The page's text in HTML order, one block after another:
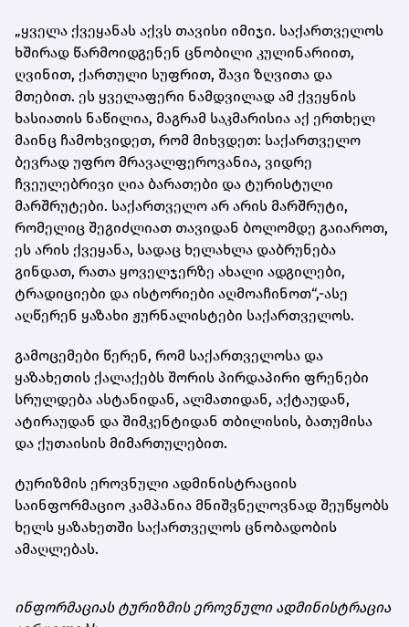
„ყველა ქვეყანას აქვს თავისი იმიჯი. საქართველოს
ხშირად წარმოიდგენენ ცნობილი კულინარიით,
ღვინით, ქართული სუფრით, შავი ზღვითა და
მთებით. ეს ყველაფერი ნამდვილად ამ ქვეყნის
ხასიათის ნაწილია, მაგრამ საკმარისია აქ ერთხელ
მაინც ჩამოხვიდეთ, რომ მიხვდეთ: საქართველო
ბევრად უფრო მრავალფეროვანია, ვიდრე
ჩვეულებრივი ღია ბარათები და ტურისტული
მარშრუტები. საქართველო არ არის მარშრუტი,
რომელიც შეგიძლიათ თავიდან ბოლომდე გაიაროთ,
ეს არის ქვეყანა, სადაც ხელახლა დაბრუნება
გინდათ, რათა ყოველჯერზე ახალი ადგილები,
ტრადიციები და ისტორიები აღმოაჩინოთ“,-ასე
აღწერენ ყაზახი ჟურნალისტები საქართველოს.
გამოცემები წერენ, რომ საქართველოსა და
ყაზახეთის ქალაქებს შორის პირდაპირი ფრენები
სრულდება ასტანიდან, ალმათიდან, აქტაუდან,
ატირაუდან და შიმკენტიდან თბილისის, ბათუმისა
და ქუთაისის მიმართულებით.
ტურიზმის ეროვნული ადმინისტრაციის
საინფორმაციო კამპანია მნიშვნელოვნად შეუწყობს
ხელს ყაზახეთში საქართველოს ცნობადობის
ამაღლებას.
ინფორმაციას ტურიზმის ეროვნული ადმინისტრაცია